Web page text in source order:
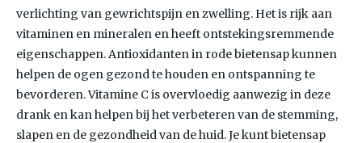
verlichting van gewrichtspijn en zwelling. Het is rijk aan
vitaminen en mineralen en heeft ontstekingsremmende
eigenschappen. Antioxidanten in rode bietensap kunnen
helpen de ogen gezond te houden en ontspanning te
bevorderen. Vitamine C is overvloedig aanwezig in deze
drank en kan helpen bij het verbeteren van de stemming,
slapen en de gezondheid van de huid. Je kunt bietensap